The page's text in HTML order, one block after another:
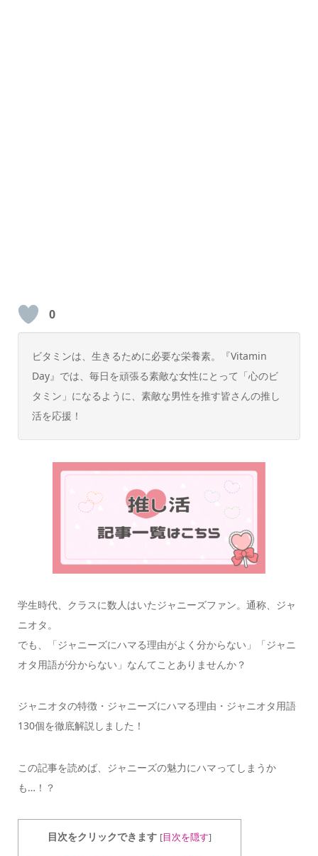
0
ビタミンは、生きるために必要な栄養素。『Vitamin
Day』では、毎日を頑張る素敵な女性にとって「心のビ
タミン」になるように、素敵な男性を推す皆さんの推し
活を応援！
学生時代、クラスに数人はいたジャニーズファン。通称、ジャ
ニオタ。
でも、「ジャニーズにハマる理由がよく分からない」「ジャニ
オタ用語が分からない」なんてことありませんか？
ジャニオタの特徴・ジャニーズにハマる理由・ジャニオタ用語
130個を徹底解説しました！
この記事を読めば、ジャニーズの魅力にハマってしまうか
も…！？
目次をクリックできます [目次を隠す]